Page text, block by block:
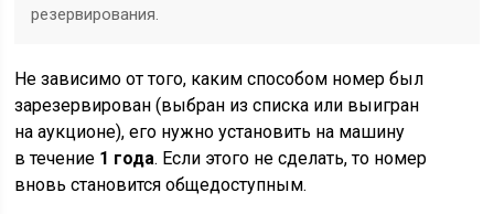
резервирования.
Не зависимо от того, каким способом номер был
зарезервирован (выбран из списка или выигран
на аукционе), его нужно установить на машину
в течение 1 года. Если этого не сделать, то номер
вновь становится общедоступным.